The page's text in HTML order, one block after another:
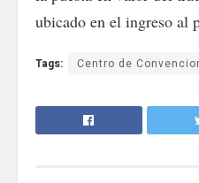
ubicado en el ingreso al
Tags: Centro de